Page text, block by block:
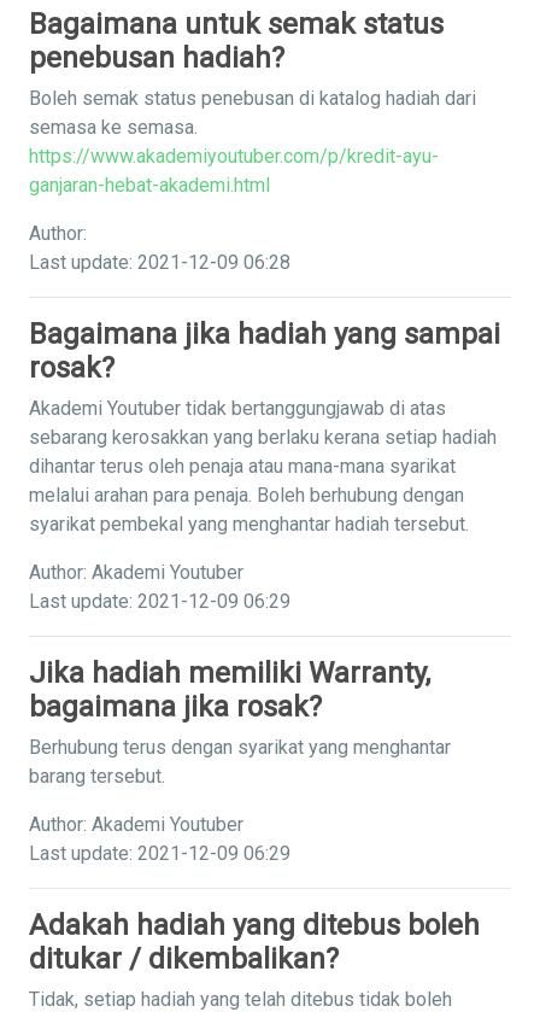
Bagaimana untuk semak status
penebusan hadiah?
Boleh semak status penebusan di katalog hadiah dari
semasa ke semasa.
https://www.akademiyoutuber.com/p/kredit-ayu-
ganjaran-hebat-akademi.html
Author:
Last update: 2021-12-09 06:28
Bagaimana jika hadiah yang sampai
rosak?
Akademi Youtuber tidak bertanggungjawab di atas
sebarang kerosakkan yang berlaku kerana setiap hadiah
dihantar terus oleh penaja atau mana-mana syarikat
melalui arahan para penaja. Boleh berhubung dengan
syarikat pembekal yang menghantar hadiah tersebut.
Author: Akademi Youtuber
Last update: 2021-12-09 06:29
Jika hadiah memiliki Warranty,
bagaimana jika rosak?
Berhubung terus dengan syarikat yang menghantar
barang tersebut.
Author: Akademi Youtuber
Last update: 2021-12-09 06:29
Adakah hadiah yang ditebus boleh
ditukar / dikembalikan?
Tidak, setiap hadiah yang telah ditebus tidak boleh